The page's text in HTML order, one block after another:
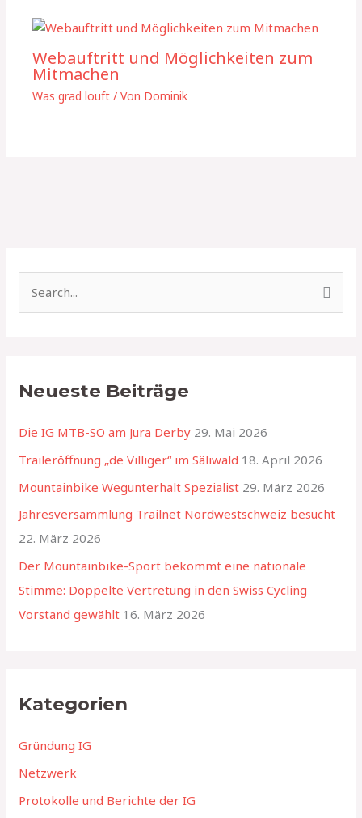
Webauftritt und Möglichkeiten zum
Mitmachen
Was grad louft / Von Dominik
e
n
a
c
h
:
Neueste Beiträge
Die IG MTB-SO am Jura Derby 29. Mai 2026
Traileröffnung „de Villiger“ im Säliwald 18. April 2026
Mountainbike Wegunterhalt Spezialist 29. März 2026
Jahresversammlung Trailnet Nordwestschweiz besucht
22. März 2026
Der Mountainbike-Sport bekommt eine nationale
Stimme: Doppelte Vertretung in den Swiss Cycling
Vorstand gewählt 16. März 2026
Kategorien
Gründung IG
Netzwerk
Protokolle und Berichte der IG